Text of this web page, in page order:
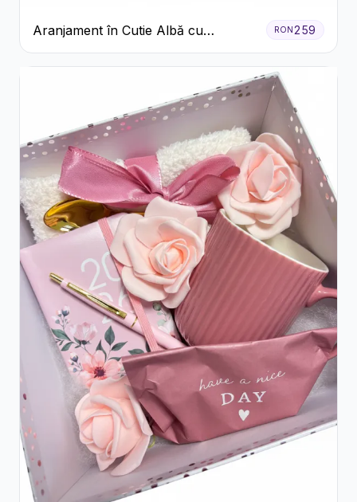
Aranjament în Cutie Albă cu
Trandafiri Roșii și Lisianthus
RON259